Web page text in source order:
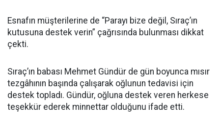
Esnafın müşterilerine de “Parayı bize değil, Sıraç’ın
kutusuna destek verin” çağrısında bulunması dikkat
çekti.
Sıraç’ın babası Mehmet Gündür de gün boyunca mısır
tezgâhının başında çalışarak oğlunun tedavisi için
destek topladı. Gündür, oğluna destek veren herkese
teşekkür ederek minnettar olduğunu ifade etti.